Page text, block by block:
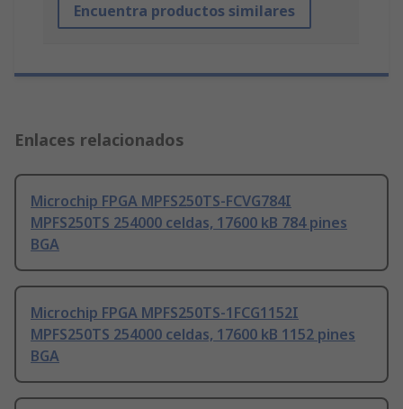
Encuentra productos similares
Enlaces relacionados
Microchip FPGA MPFS250TS-FCVG784I
MPFS250TS 254000 celdas, 17600 kB 784 pines
BGA
Microchip FPGA MPFS250TS-1FCG1152I
MPFS250TS 254000 celdas, 17600 kB 1152 pines
BGA